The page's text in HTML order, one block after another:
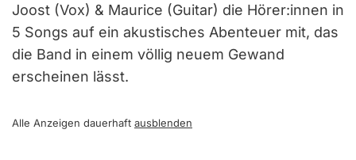
Joost (Vox) & Maurice (Guitar) die Hörer:innen in
5 Songs auf ein akustisches Abenteuer mit, das
die Band in einem völlig neuem Gewand
erscheinen lässt.
Alle Anzeigen dauerhaft ausblenden